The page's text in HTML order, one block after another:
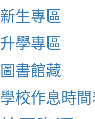
新生專區
升學專區
圖書館藏
學校作息時